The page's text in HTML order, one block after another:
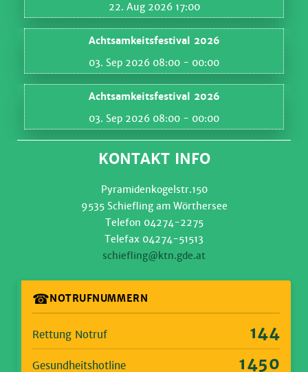
22. Aug 2026 17:00
Achtsamkeitsfestival 2026
03. Sep 2026 08:00 - 00:00
Achtsamkeitsfestival 2026
03. Sep 2026 08:00 - 00:00
KONTAKT INFO
Pyramidenkogelstr.150
9535 Schiefling am Wörthersee
Telefon 04274-2275
Telefax 04274-51513
schiefling@ktn.gde.at
☎NOTRUFNUMMERN
Rettung Notruf 144
Gesundheitshotline 1450